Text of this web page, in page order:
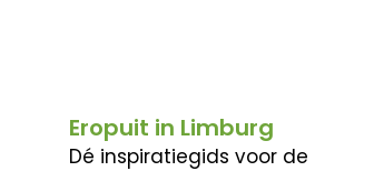
Eropuit in Limburg
Dé inspiratiegids voor de